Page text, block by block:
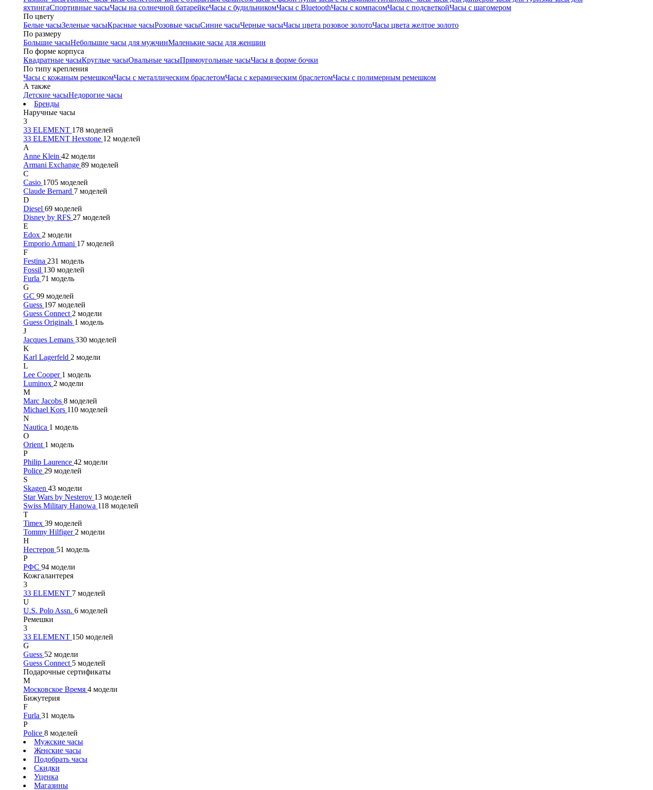
яхтингаСпортивные часыЧасы на солнечной батарейкеЧасы с будильникомЧасы с BluetoothЧасы с компасомЧасы с подсветкойЧасы с шагомером
По цвету
Белые часыЗеленые часыКрасные часыРозовые часыСиние часыЧерные часыЧасы цвета розовое золотоЧасы цвета желтое золото
По размеру
Большие часыНебольшие часы для мужчинМаленькие часы для женщин
По форме корпуса
Квадратные часыКруглые часыОвальные часыПрямоугольные часыЧасы в форме бочки
По типу крепления
Часы с кожаным ремешкомЧасы с металлическим браслетомЧасы с керамическим браслетомЧасы с полимерным ремешком
А также
Детские часыНедорогие часы
Бренды
Наручные часы
3
33 ELEMENT 178 моделей
33 ELEMENT Hexstone 12 моделей
A
Anne Klein 42 модели
Armani Exchange 89 моделей
C
Casio 1705 моделей
Claude Bernard 7 моделей
D
Diesel 69 моделей
Disney by RFS 27 моделей
E
Edox 2 модели
Emporio Armani 17 моделей
F
Festina 231 модель
Fossil 130 моделей
Furla 71 модель
G
GC 99 моделей
Guess 197 моделей
Guess Connect 2 модели
Guess Originals 1 модель
J
Jacques Lemans 330 моделей
K
Karl Lagerfeld 2 модели
L
Lee Cooper 1 модель
Luminox 2 модели
M
Marc Jacobs 8 моделей
Michael Kors 110 моделей
N
Nautica 1 модель
O
Orient 1 модель
P
Philip Laurence 42 модели
Police 29 моделей
S
Skagen 43 модели
Star Wars by Nesterov 13 моделей
Swiss Military Hanowa 118 моделей
T
Timex 39 моделей
Tommy Hilfiger 2 модели
Н
Нестеров 51 модель
Р
РФС 94 модели
Кожгалантерея
3
33 ELEMENT 7 моделей
U
U.S. Polo Assn. 6 моделей
Ремешки
3
33 ELEMENT 150 моделей
G
Guess 52 модели
Guess Connect 5 моделей
Подарочные сертификаты
М
Московское Время 4 модели
Бижутерия
F
Furla 31 модель
P
Police 8 моделей
Мужские часы
Женские часы
Подобрать часы
Скидки
Уценка
Магазины